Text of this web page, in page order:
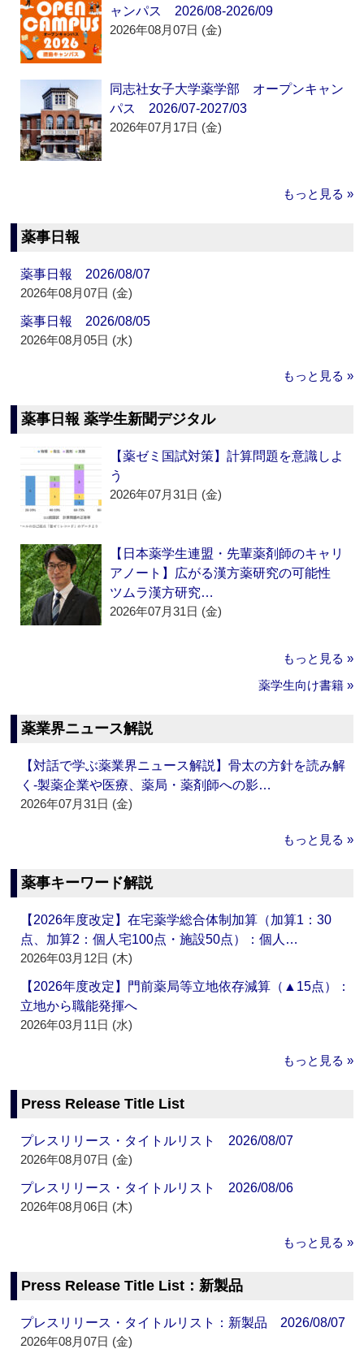
ャンパス 2026/08-2026/09
2026年08月07日 (金)
同志社女子大学薬学部 オープンキャン
パス 2026/07-2027/03
2026年07月17日 (金)
もっと見る »
薬事日報
薬事日報 2026/08/07
2026年08月07日 (金)
薬事日報 2026/08/05
2026年08月05日 (水)
もっと見る »
薬事日報 薬学生新聞デジタル
【薬ゼミ国試対策】計算問題を意識しよ
う
2026年07月31日 (金)
【日本薬学生連盟・先輩薬剤師のキャリ
アノート】広がる漢方薬研究の可能性
ツムラ漢方研究…
2026年07月31日 (金)
もっと見る »
薬学生向け書籍 »
薬業界ニュース解説
【対話で学ぶ薬業界ニュース解説】骨太の方針を読み解
く‐製薬企業や医療、薬局・薬剤師への影…
2026年07月31日 (金)
もっと見る »
薬事キーワード解説
【2026年度改定】在宅薬学総合体制加算（加算1：30
点、加算2：個人宅100点・施設50点）：個人…
2026年03月12日 (木)
【2026年度改定】門前薬局等立地依存減算（▲15点）：
立地から職能発揮へ
2026年03月11日 (水)
もっと見る »
Press Release Title List
プレスリリース・タイトルリスト 2026/08/07
2026年08月07日 (金)
プレスリリース・タイトルリスト 2026/08/06
2026年08月06日 (木)
もっと見る »
Press Release Title List：新製品
プレスリリース・タイトルリスト：新製品 2026/08/07
2026年08月07日 (金)